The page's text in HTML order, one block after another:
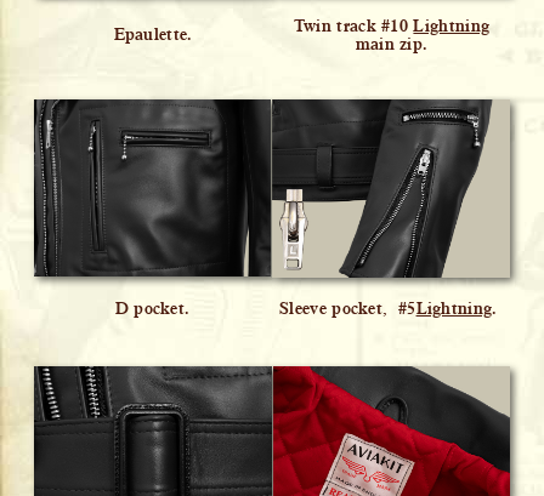
Epaulette. Twin track #10Lightning
main zip.
D pocket. Sleeve pocket, #5Lightning.